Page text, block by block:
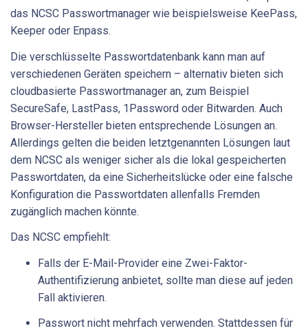
das NCSC Passwortmanager wie beispielsweise KeePass,
Keeper oder Enpass.
Die verschlüsselte Passwortdatenbank kann man auf
verschiedenen Geräten speichern – alternativ bieten sich
cloudbasierte Passwortmanager an, zum Beispiel
SecureSafe, LastPass, 1Password oder Bitwarden. Auch
Browser-Hersteller bieten entsprechende Lösungen an.
Allerdings gelten die beiden letztgenannten Lösungen laut
dem NCSC als weniger sicher als die lokal gespeicherten
Passwortdaten, da eine Sicherheitslücke oder eine falsche
Konfiguration die Passwortdaten allenfalls Fremden
zugänglich machen könnte.
Das NCSC empfiehlt:
Falls der E-Mail-Provider eine Zwei-Faktor-
Authentifizierung anbietet, sollte man diese auf jeden
Fall aktivieren.
Passwort nicht mehrfach verwenden. Stattdessen für